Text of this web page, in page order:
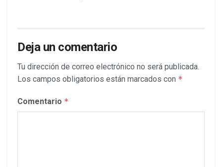
Deja un comentario
Tu dirección de correo electrónico no será publicada.
Los campos obligatorios están marcados con *
Comentario *